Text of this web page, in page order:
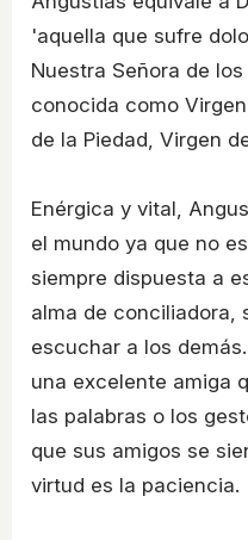
'aquella que sufre
Nuestra Señora de
conocida como
de la Piedad, Virgen
Enérgica y vital,
el mundo ya que no
siempre dispuesta a
alma de conciliadora,
escuchar a los
una excelente amiga
las palabras o los
que sus amigos se
virtud es la paciencia.